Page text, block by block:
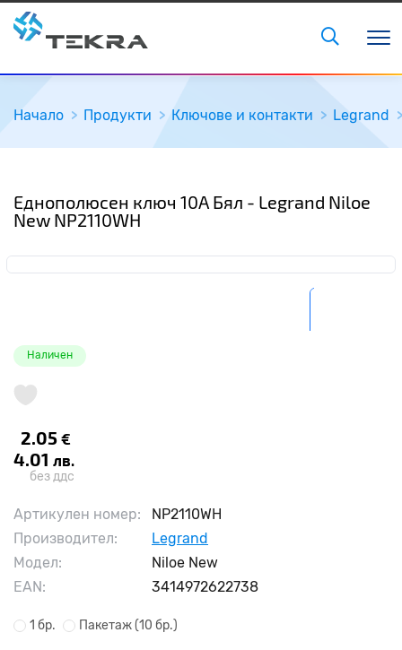
Начало Продукти Ключове и контакти Legrand
Еднополюсен ключ 10A Бял - Legrand Niloe
New NP2110WH
Наличен
2.05 €
4.01 лв.
без ддс
Артикулен номер:
NP2110WH
Производител:
Legrand
Модел:
Niloe New
EAN:
3414972622738
1 бр. Пакетаж(10 бр.)